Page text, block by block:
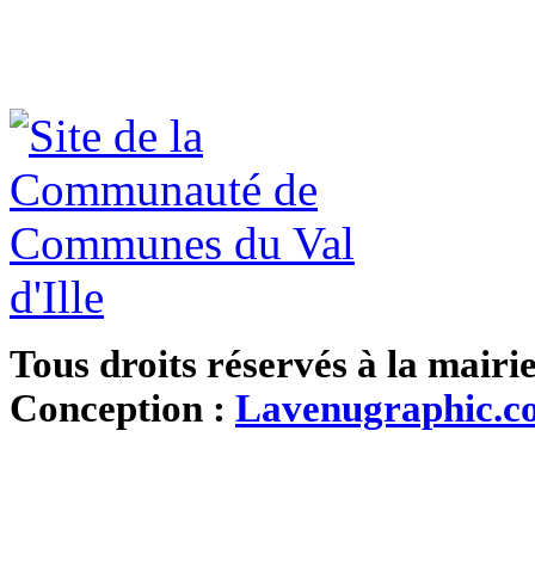
Tous droits réservés à la
Conception :